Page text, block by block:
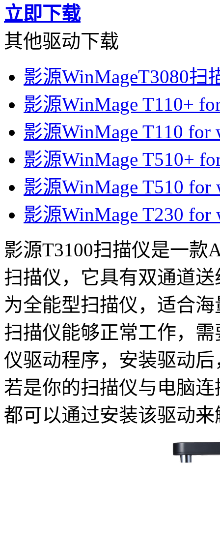
立即下载
其他驱动下载
影源WinMageT3080扫
影源WinMage T110+
影源WinMage T110 for
影源WinMage T510+
影源WinMage T510 for
影源WinMage T230 for
影源T3100扫描仪是一款
扫描仪，它具有双通道
为全能型扫描仪，适合
扫描仪能够正常工作，
仪驱动程序，安装驱动
若是你的扫描仪与电脑
都可以通过安装该驱动